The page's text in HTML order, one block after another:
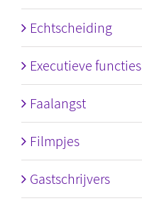
Echtscheiding
Executieve functies
Faalangst
Filmpjes
Gastschrijvers